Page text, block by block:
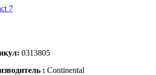
7
0313805
: Continental